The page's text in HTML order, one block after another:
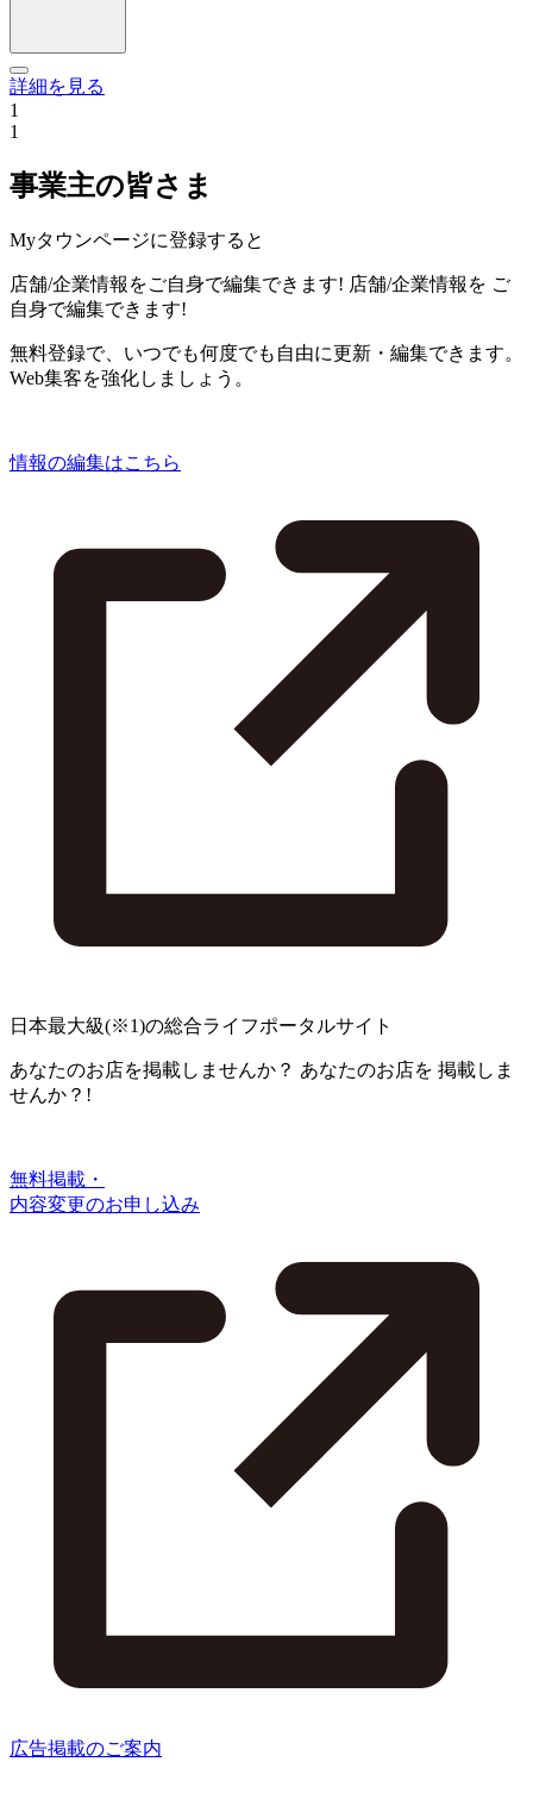
詳細を見る
1
1
事業主の皆さま
Myタウンページに登録すると
店舗/企業情報をご自身で編集できます! 店舗/企業情報を ご
自身で編集できます!
無料登録で、いつでも何度でも自由に更新・編集できます。
Web集客を強化しましょう。
情報の編集はこちら
日本最大級(※1)の総合ライフポータルサイト
あなたのお店を掲載しませんか？ あなたのお店を 掲載しま
せんか？!
無料掲載・
内容変更のお申し込み
広告掲載のご案内